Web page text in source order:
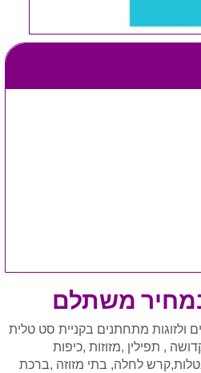
משתלם
ולזוגות מתחתנים בקניית סט טלית
, תפילין ,מזוזות ,כיפות
,נטלות,קרש לחלה, בתי מזוזה ,ברכת